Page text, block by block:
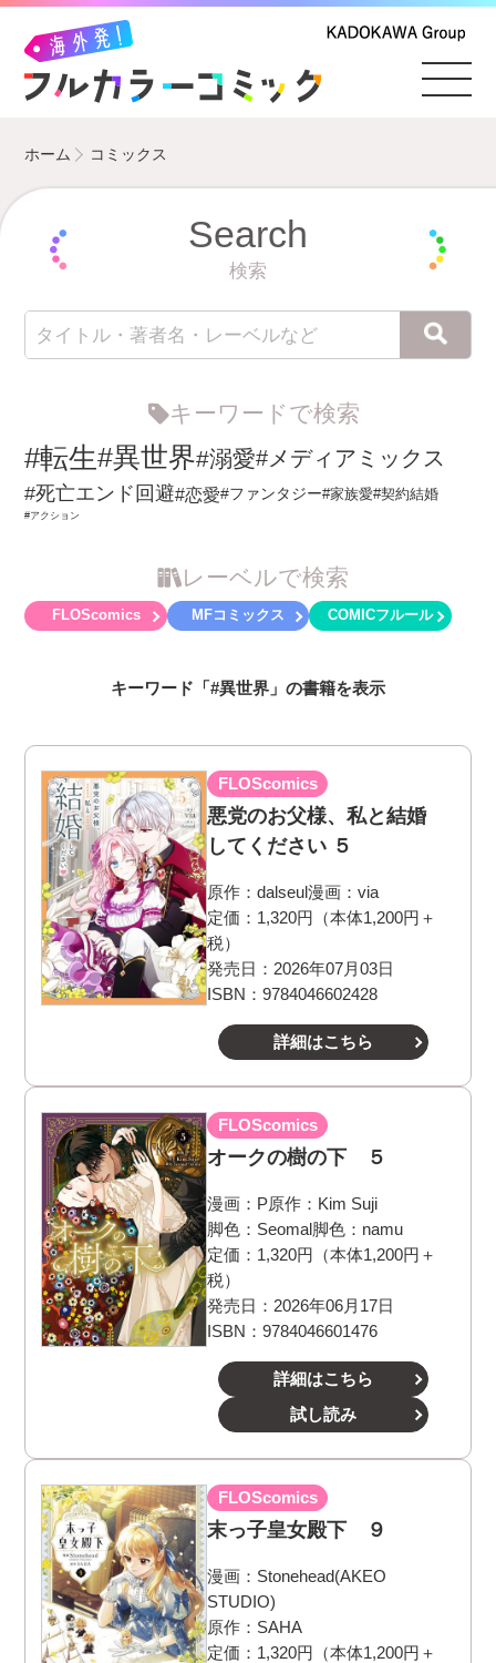
ホーム コミックス
Search
検索
キーワードで検索
#転生#異世界#溺愛#メディアミックス
#死亡エンド回避#恋愛#ファンタジー#家族愛#契約結婚
#アクション
レーベルで検索
FLOScomics MFコミックス COMICフルール
キーワード「#異世界」の書籍を表示
FLOScomics
悪党のお父様、私と結婚
してください ５
原作： dalseul漫画： via
定価：1,320円（本体1,200円＋
税）
発売日：2026年07月03日
ISBN：9784046602428
詳細はこちら
FLOScomics
オークの樹の下 ５
漫画： P原作： Kim Suji
脚色： Seomal脚色： namu
定価：1,320円（本体1,200円＋
税）
発売日：2026年06月17日
ISBN：9784046601476
詳細はこちら
試し読み
FLOScomics
末っ子皇女殿下 ９
漫画： Stonehead(AKEO
STUDIO)
原作： SAHA
定価：1,320円（本体1,200円＋